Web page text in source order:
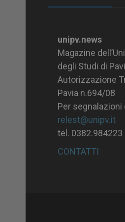
unipv.news
Magazine
degli Studi di
Autorizzazione
Pavia n.694/08
Per segnalazioni
relest@unipv.it
tel. 0382.984223
CONTATTI